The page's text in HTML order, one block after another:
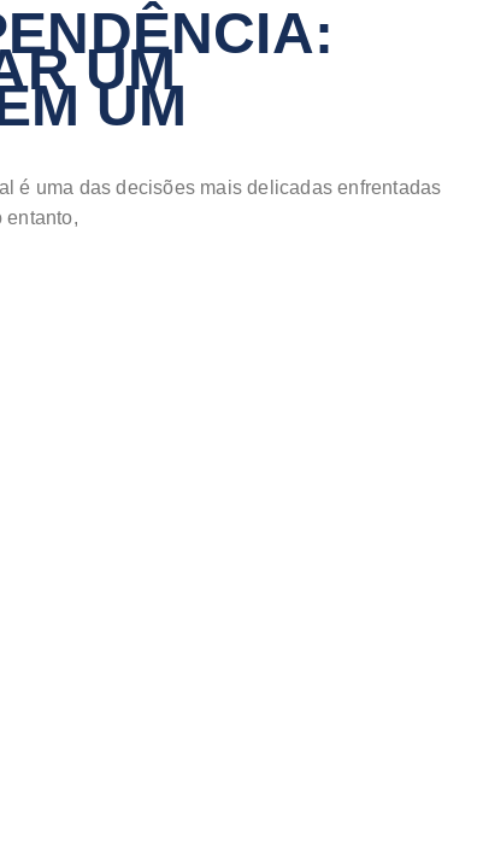
UM
UM
é uma das decisões mais delicadas enfrentadas
entanto,